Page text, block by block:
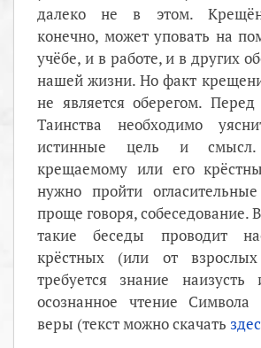
далеко не в этом.
конечно, может уповать на
учёбе, и в работе, и в других
нашей жизни. Но факт
не является оберегом.
Таинства необходимо
истинные цель и
крещаемому или его
нужно пройти
проще говоря, собеседование.
такие беседы проводит
крёстных (или от
требуется знание
осознанное чтение Символа
веры (текст можно скачать